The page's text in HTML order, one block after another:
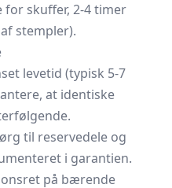
for skuffer, 2-4 timer
stempler).
levetid (typisk 5-7
at identiske
til reservedele og
i garantien.
på bærende